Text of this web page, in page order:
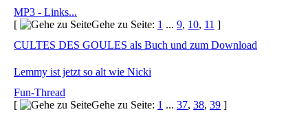
MP3 - Links...
[
Gehe zu Seite: 1 ... 9, 10, 11 ]
CULTES DES GOULES als Buch und zum Download
Lemmy ist jetzt so alt wie Nicki
Fun-Thread
[
Gehe zu Seite: 1 ... 37, 38, 39 ]